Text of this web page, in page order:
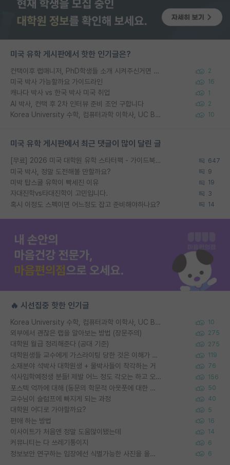
미국 유학 게시판에서 핫한 인기글은?
컨택이후 랩매니저, PhD학생들 소개 시켜주신거면 거의 컨펌에 가깝나요? 2
미국 박사 가능할까요 가이드라인 16
캐나다 박사 vs 한국 박사 미국 취업 1
AI 박사, 컨택 후 2차 인터뷰 준비 조언 구합니다 2
Korea University 수학, 컴퓨터과학 이학사, UC Berkeley 산업공학 대학원 공학박사가 되는 것은 쉽지 않겠죠? 10
미국 유학 게시판에서 최근 댓글이 많이 달린 글
[무료] 2026 미국 대학원 유학 스타터팩 - 가이드북 & 합격자 컨택메일 템플릿 647
미국 박사, 정말 도전해볼 만할까요? 9
미박 탑스쿨 유학이 빡세진 이유 19
자대진학vs타대진학이 고민입니다. 3
혹시 이정도 스펙이면 어느정도 잡고 준비해야하나요? 14
🔥 시선집중 핫한 인기글
Korea University 수학, 컴퓨터과학 이학사, UC Berkeley 산업공학 대학원 공학박사가 되는 것은 쉽지 않겠죠? 10
외부에서 괜찮은 랩을 알아보는 방법 (장문주의) 275
대학원 월급 정리해준다 (공대 기준) 275
대학원생들 교수에게 가스라이팅 당한 것은 이해가 갑니다. 안타깝네요. 119
소재분야 석박사 대학원생 + 물박사들이 착각하는 거 76
석사입학예정생 분들! 제발 어느 정도 각오는 하고 오세요. 156
포스텍 억까에 대해 (동문의 학문적 아웃풋에 대한 반박) 50
교수님이 슬럼프에 빠지게 되는 과정 40
대학원 어디로 가야할까요? 5
편애 하는 방법 16
이사이트가 처음엔 정말 도움많이됐는데 14
커뮤니티는 다 쓰레기통이지 6
정보보안 연구하는 입장에선 식별가능한 사진을 올리는건 비추이긴함 6